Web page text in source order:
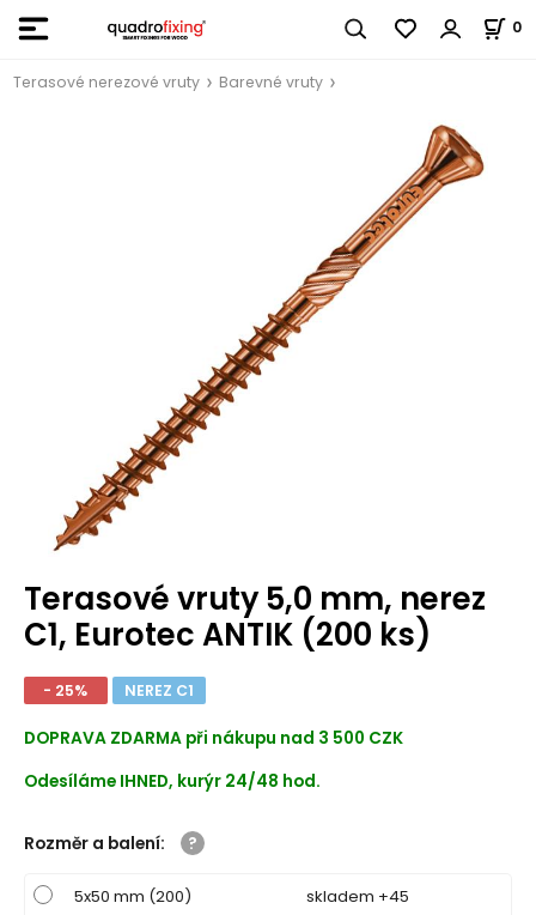
0
Terasové nerezové vruty Barevné vruty
Terasové vruty 5,0 mm, nerez
C1, Eurotec ANTIK (200 ks)
- 25% NEREZ C1
DOPRAVA ZDARMA při nákupu nad 3 500 CZK
Odesíláme IHNED, kurýr 24/48 hod.
Rozměr a balení:
5x50 mm (200) skladem +45